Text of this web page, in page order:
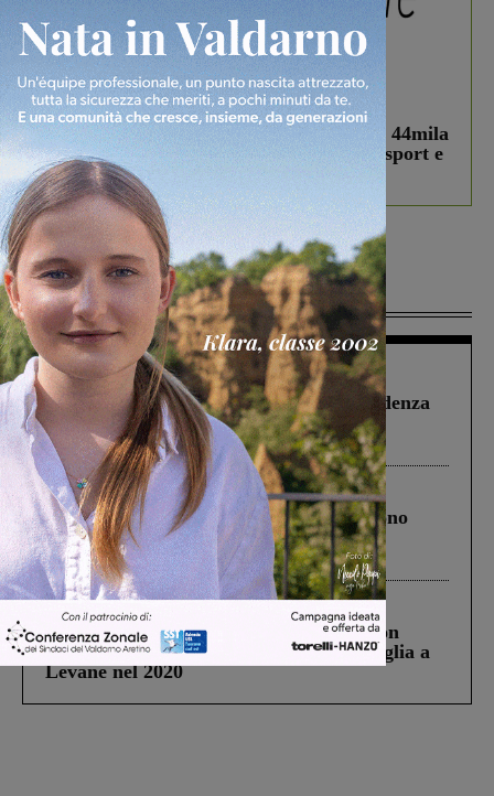
In vetrina 3 Agosto 2026
Estra Notizie agosto: Smart Cities, oltre 44mila
studenti coinvolti, torna il bando per lo sport e
debutta il podcast Estrair
Più lette
Figline Incisa Valdarno 1 Agosto 2026
Piscina di Figline finanziata oltre la scadenza
Pnrr, il gruppo di Fratelli d’Italia: “Un
ringraziamento al Governo”
Cronaca 4 Agosto 2026
Un anno fa la strage in A1 in cui morirono
Gianni, Giulia e Franco. Lo schianto, il
processo, lo stop ai sorpassi fra tir....
Cronaca 3 Agosto 2026
Scomparso da una struttura di Castiglion
Fiorentino l’uomo che aveva ucciso la figlia a
Levane nel 2020